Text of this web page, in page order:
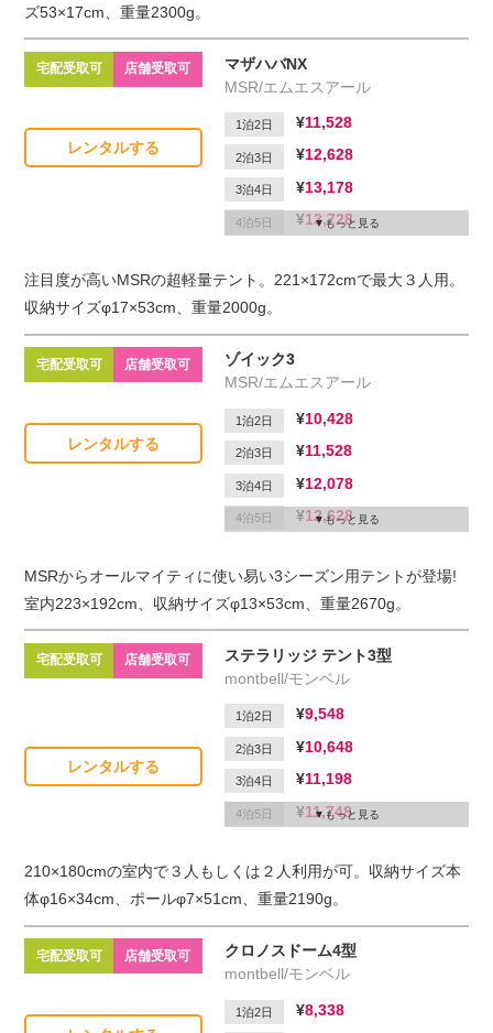
ズ53×17cm、重量2300g。
マザハバNX
MSR/エムエスアール
1泊2日 11,528
2泊3日 12,628
3泊4日 13,178
4泊5日 13,728
延滞1日 2,200
もっと見る
宅配受取可 店舗受取可
レンタルする
注目度が高いMSRの超軽量テント。221×172cmで最大３人用。
収納サイズφ17×53cm、重量2000g。
ゾイック3
MSR/エムエスアール
1泊2日 10,428
2泊3日 11,528
3泊4日 12,078
4泊5日 12,628
延滞1日 2,200
もっと見る
宅配受取可 店舗受取可
レンタルする
MSRからオールマイティに使い易い3シーズン用テントが登場!
室内223×192cm、収納サイズφ13×53cm、重量2670g。
ステラリッジ テント3型
montbell/モンベル
1泊2日 9,548
2泊3日 10,648
3泊4日 11,198
4泊5日 11,748
延滞1日 2,200
もっと見る
宅配受取可 店舗受取可
レンタルする
210×180cmの室内で３人もしくは２人利用が可。収納サイズ本
体φ16×34cm、ポールφ7×51cm、重量2190g。
クロノスドーム4型
montbell/モンベル
1泊2日 8,338
宅配受取可 店舗受取可